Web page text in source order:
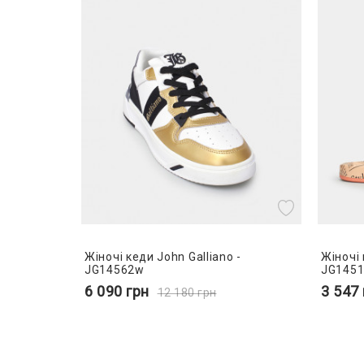
Жіночі кеди John Galliano -
JG14562w
6 090 грн 12 180грн 3 547